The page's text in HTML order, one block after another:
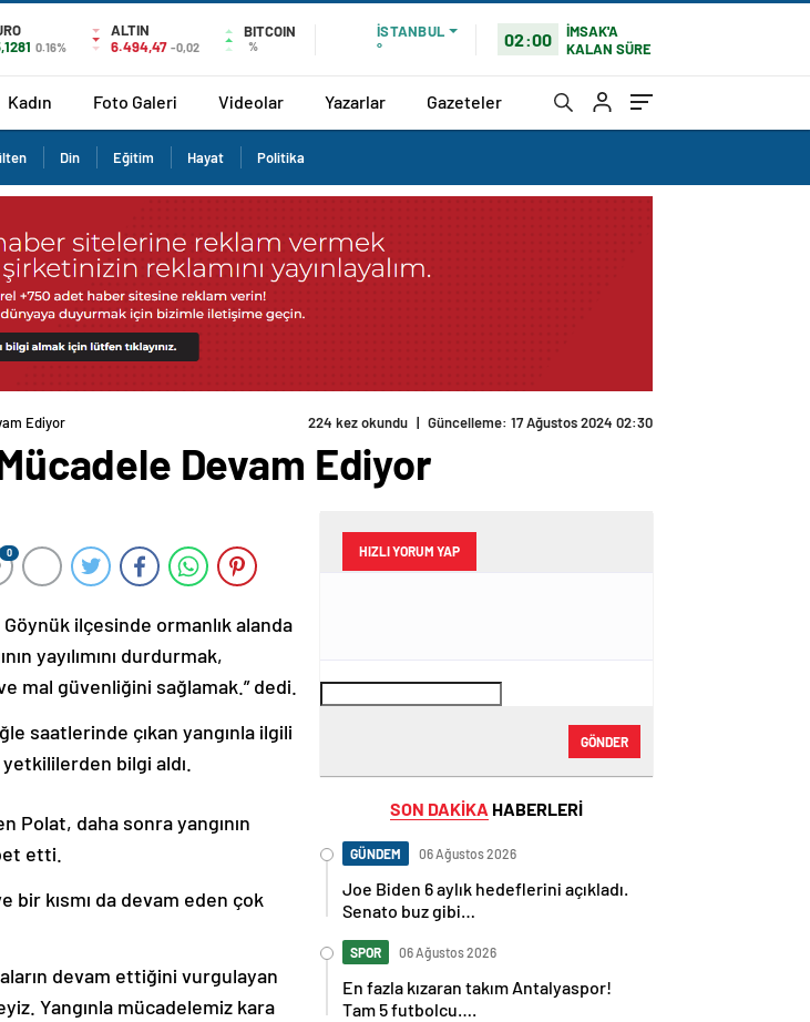
0.16%
ALTIN
6.494,47 -0,02
BITCOIN
%
İSTANBUL
°
02:00
İMSAK'A
KALAN SÜRE
Kadın Foto Galeri Videolar Yazarlar Gazeteler
Din Eğitim Hayat Politika
Ediyor 224 kez okundu | Güncelleme: 17 Ağustos 2024 02:30
Devam Ediyor
0
Göynük ilçesinde ormanlık alanda
yayılımını durdurmak,
mal güvenliğini sağlamak.” dedi.
saatlerinde çıkan yangınla ilgili
bilgi aldı.
Polat, daha sonra yangının
etti.
bir kısmı da devam eden çok
devam ettiğini vurgulayan
Yangınla mücadelemiz kara
HIZLI YORUM YAP
GÖNDER
SON DAKİKA HABERLERİ
GÜNDEM 06 Ağustos 2026
Joe Biden 6 aylık hedeflerini açıkladı.
Senato buz gibi…
SPOR 06 Ağustos 2026
En fazla kızaran takım Antalyaspor!
Tam 5 futbolcu….